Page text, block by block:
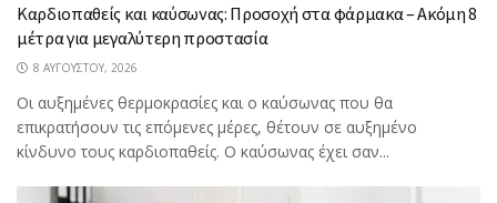
Καρδιοπαθείς και καύσωνας: Προσοχή στα φάρμακα – Ακόμη 8
μέτρα για μεγαλύτερη προστασία
8 ΑΥΓΟΎΣΤΟΥ, 2026
Οι αυξημένες θερμοκρασίες και ο καύσωνας που θα
επικρατήσουν τις επόμενες μέρες, θέτουν σε αυξημένο
κίνδυνο τους καρδιοπαθείς. Ο καύσωνας έχει σαν...